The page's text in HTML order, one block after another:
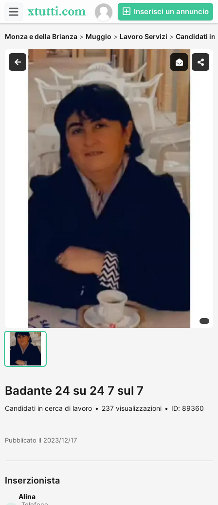
Inserisci un annuncio
Monza e della Brianza > Muggio > Lavoro Servizi > Candidati in
Badante 24 su 24 7 sul 7
Candidati in cerca di lavoro 237 visualizzazioni ID: 89360
Pubblicato il 2023/12/17
Inserzionista
Alina